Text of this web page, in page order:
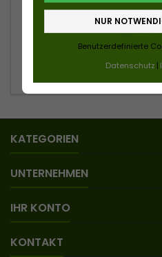
NUR
Benutzerdefinierte
Datenschutz
Passwort
KATEGORIEN
UNTERNEHMEN
IHR KONTO
KONTAKT